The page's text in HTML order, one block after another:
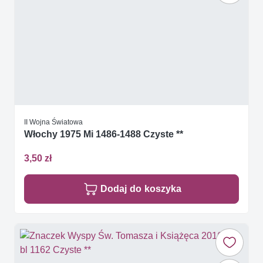
II Wojna Światowa
Włochy 1975 Mi 1486-1488 Czyste **
3,50 zł
Dodaj do koszyka